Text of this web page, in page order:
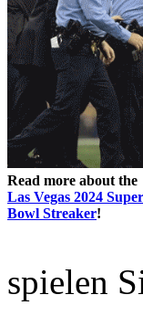
Read more about the
Las Vegas 2024 Super
Bowl Streaker!
spielen